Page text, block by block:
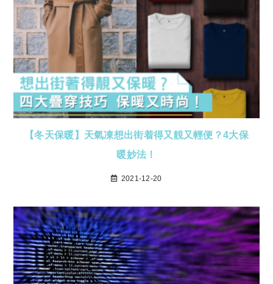
【冬天保暖】天氣凍想出街着得又靚又輕便？4大保
暖妙法！
2021-12-20